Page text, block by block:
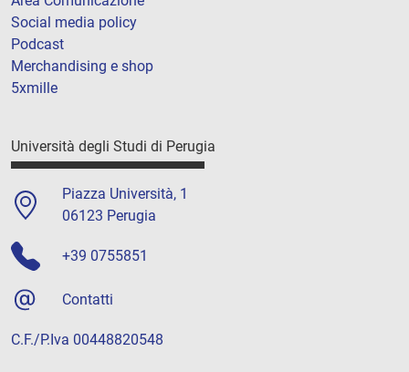
Social media policy
Podcast
Merchandising e shop
5xmille
Università degli Studi di Perugia
Piazza Università, 1
06123 Perugia
+39 0755851
Contatti
C.F./P.Iva 00448820548